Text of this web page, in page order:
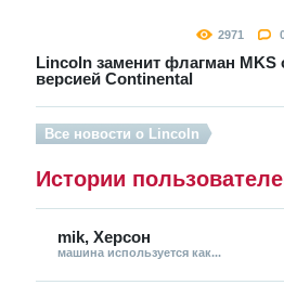
2971
Lincoln заменит флагман MKS
версией Continental
Все новости о Lincoln
Истории
mik, Херсон
машина используется как...